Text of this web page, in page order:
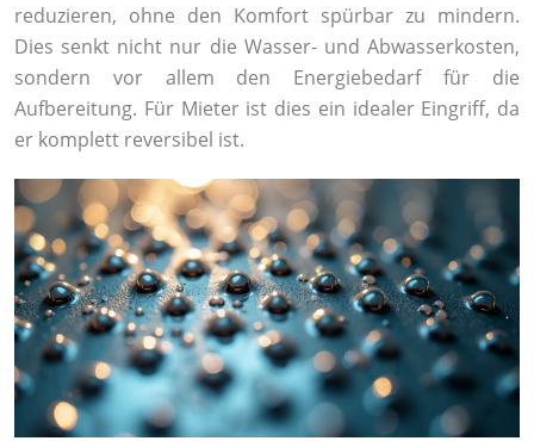
reduzieren, ohne den Komfort spürbar zu mindern.
Dies senkt nicht nur die Wasser- und Abwasserkosten,
sondern vor allem den Energiebedarf für die
Aufbereitung. Für Mieter ist dies ein idealer Eingriff, da
er komplett reversibel ist.